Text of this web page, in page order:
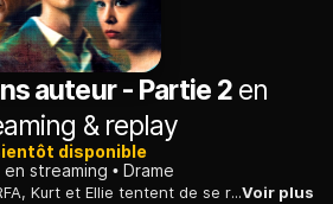
auteur - Partie 2en
& replay
disponible
en streaming
Drame
Désormais installés en RFA, Kurt et Ellie tentent de se reconstruire loin de leur famille, tout en découvrant les joies de la liberté à l'Ouest.Voir plus